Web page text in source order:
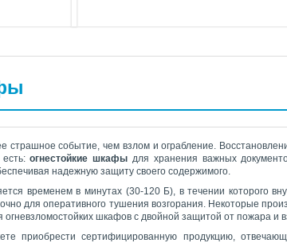
событие, чем взлом и ограбление.
есть:огнестойкие шкафы для хранения важных
надежную защиту своего содержимого.
временем в минутах (30-120 Б), в течении которого
для оперативного тушения возгорания. Некоторые
шкафов с двойной защитой от пожара и
приобрести сертифицированную продукцию,